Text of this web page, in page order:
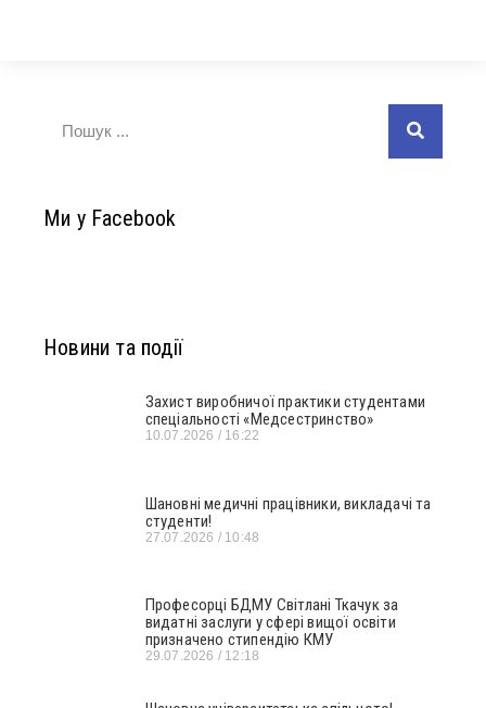
Ми у Facebook
Новини та події
Захист виробничої практики студентами
спеціальності «Медсестринство»
10.07.2026 16:22
Шановні медичні працівники, викладачі та
студенти!
27.07.2026 10:48
Професорці БДМУ Світлані Ткачук за
видатні заслуги у сфері вищої освіти
призначено стипендію КМУ
29.07.2026 12:18